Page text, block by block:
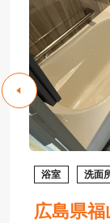
浴室 洗面
広島県